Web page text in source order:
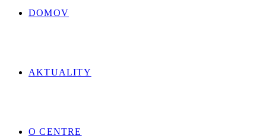
DOMOV
AKTUALITY
O CENTRE